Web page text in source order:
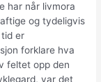
har når livmora
og tydeligvis
er
forklare hva
feltet opp den
var det